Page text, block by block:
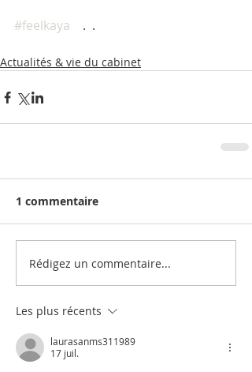
#feelkaya
    .  .
Actualités & vie du cabinet
1 commentaire
Rédigez un commentaire...
Les plus récents
laurasanms311989
17 juil.